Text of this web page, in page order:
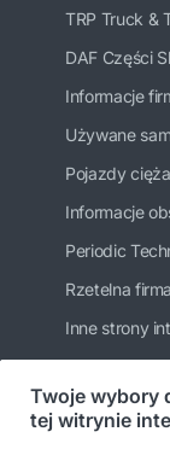
TRP Truck &
DAF Części
Informacje
Używane
Pojazdy
Informacje
Periodic
Rzetelna firma
Inne strony
Bądź na
Twoje wybory
tej witrynie